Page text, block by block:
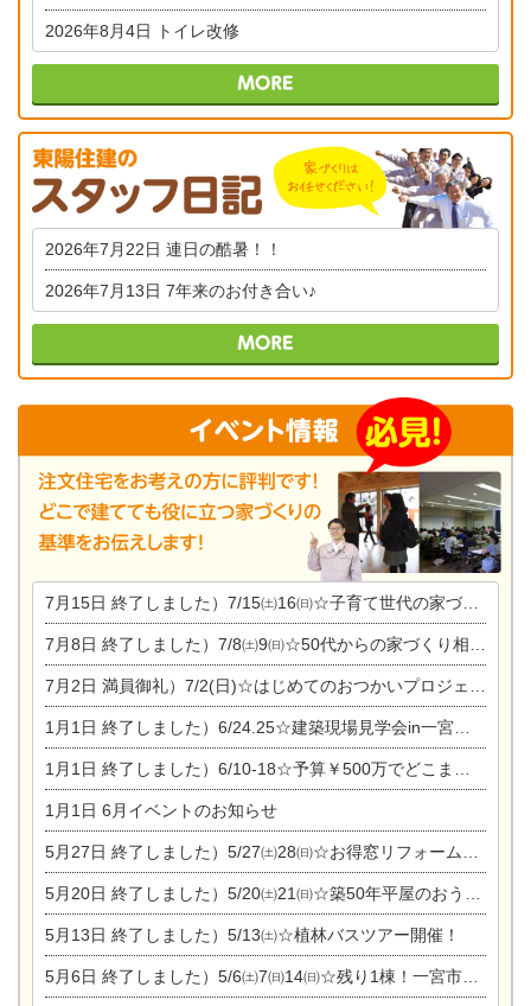
2026年8月4日 トイレ改修
2026年7月22日 連日の酷暑！！
2026年7月13日 7年来のお付き合い♪
7月15日 終了しました）7/15㈯16㈰☆子育て世代の家づくり相談会
7月8日 終了しました）7/8㈯9㈰☆50代からの家づくり相談会
7月2日 満員御礼）7/2(日)☆はじめてのおつかいプロジェクト
1月1日 終了しました）6/24.25☆建築現場見学会in一宮市木曽川町
1月1日 終了しました）6/10-18☆予算￥500万でどこまでできるの？リフォーム相談会
1月1日 6月イベントのお知らせ
5月27日 終了しました）5/27㈯28㈰☆お得窓リフォーム個別相談会
5月20日 終了しました）5/20㈯21㈰☆築50年平屋のおうちリノベーション完成見学会
5月13日 終了しました）5/13㈯☆植林バスツアー開催！
5月6日 終了しました）5/6㈯7㈰14㈰☆残り1棟！一宮市限定モニター募集相談会(新築・建替え)